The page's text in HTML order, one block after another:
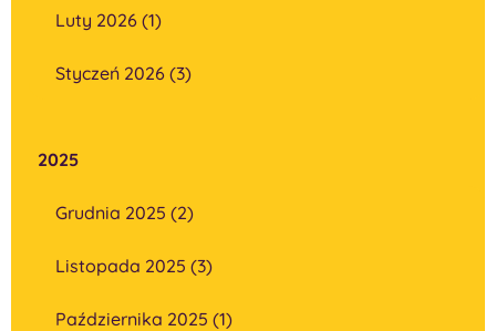
Luty 2026 (1)
Styczeń 2026 (3)
2025
Grudnia 2025 (2)
Listopada 2025 (3)
Października 2025 (1)